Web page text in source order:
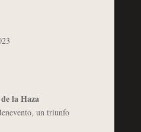
la Haza
un triunfo